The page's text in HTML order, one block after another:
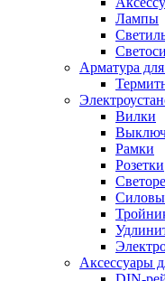
Лампы
Арматура
Вилки
Рамки
Розетки
Аксессуары